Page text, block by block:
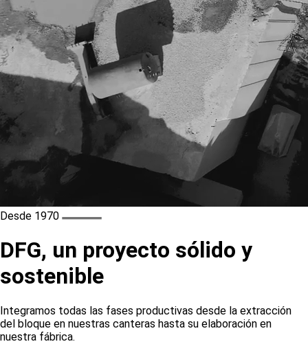
Desde 1970
DFG, un proyecto sólido y
sostenible
Integramos todas las fases productivas desde la extracción
del bloque en nuestras canteras hasta su elaboración en
nuestra fábrica.